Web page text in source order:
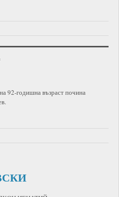
92-годишна възраст почина